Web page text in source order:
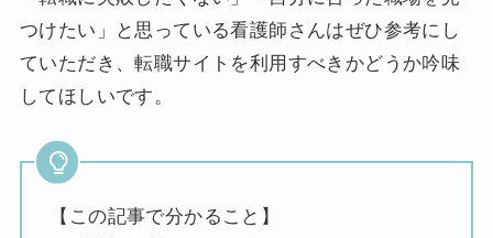
つけたい」と思っている看護師さんはぜひ参考にし
ていただき、転職サイトを利用すべきかどうか吟味
してほしいです。
【この記事で分かること】